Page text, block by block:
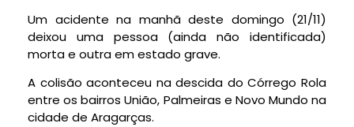
Um acidente na manhã deste domingo (21/11)
deixou uma pessoa (ainda não identificada)
morta e outra em estado grave.
A colisão aconteceu na descida do Córrego Rola
entre os bairros União, Palmeiras e Novo Mundo na
cidade de Aragarças.